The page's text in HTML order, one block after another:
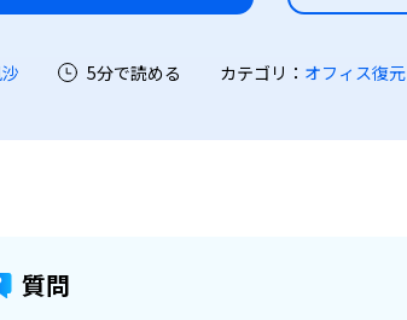
5分で読める カテゴリ： オフィス復元
質問